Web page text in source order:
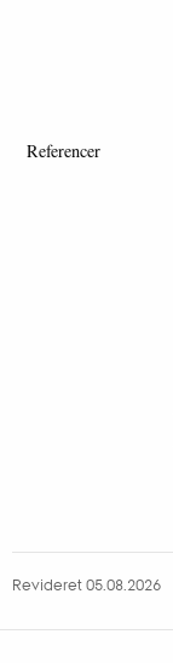
Referencer
Revideret 05.08.2026